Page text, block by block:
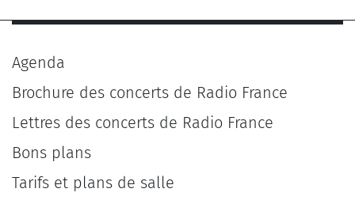
Agenda
Brochure des concerts de Radio France
Lettres des concerts de Radio France
Bons plans
Tarifs et plans de salle